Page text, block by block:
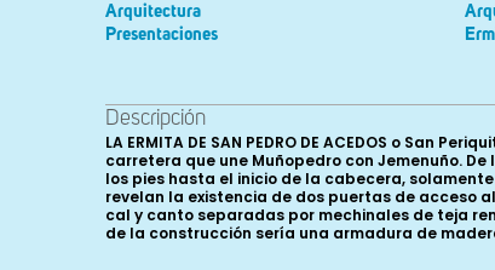
Arquitectura
Presentaciones
Descripción
LA ERMITA DE SAN PEDRO DE ACEDOS o
carretera que une Muñopedro con Jemenuño.
los pies hasta el inicio de la cabecera,
revelan la existencia de dos puertas de acceso
cal y canto separadas por mechinales de teja
de la construcción sería una armadura de